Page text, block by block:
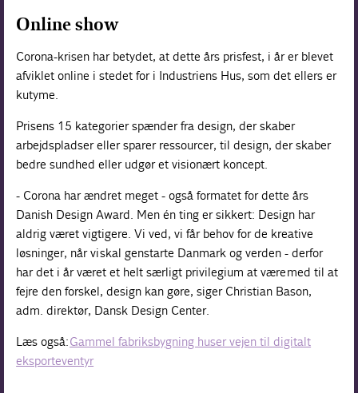
Online show
Corona-krisen har betydet, at dette års prisfest, i år er blevet
afviklet online i stedet for i Industriens Hus, som det ellers er
kutyme.
Prisens 15 kategorier spænder fra design, der skaber
arbejdspladser eller sparer ressourcer, til design, der skaber
bedre sundhed eller udgør et visionært koncept.
- Corona har ændret meget - også formatet for dette års
Danish Design Award. Men én ting er sikkert: Design har
aldrig været vigtigere. Vi ved, vi får behov for de kreative
løsninger, når vi skal genstarte Danmark og verden - derfor
har det i år været et helt særligt privilegium at være med til at
fejre den forskel, design kan gøre, siger Christian Bason,
adm. direktør, Dansk Design Center.
Læs også:Gammel fabriksbygning huser vejen til digitalt
eksporteventyr